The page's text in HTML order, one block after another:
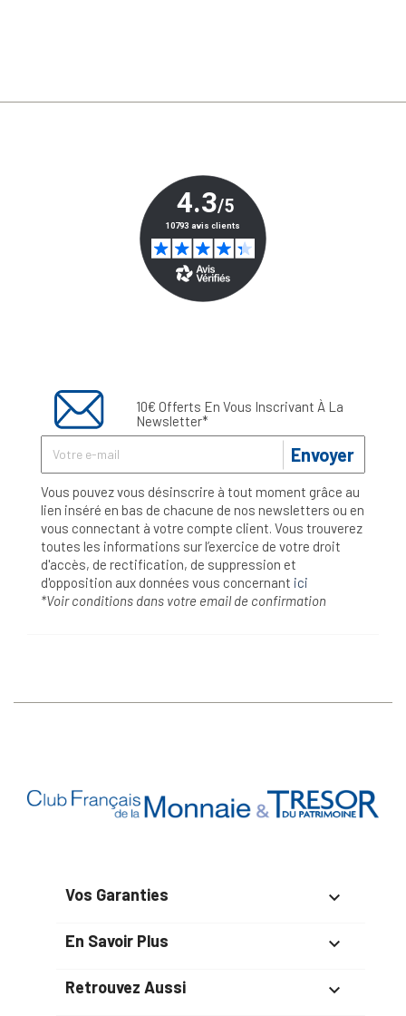
10€ Offerts En Vous Inscrivant À La
Newsletter*
Envoyer
Vous pouvez vous désinscrire à tout moment grâce au
lien inséré en bas de chacune de nos newsletters ou en
vous connectant à votre compte client. Vous trouverez
toutes les informations sur l’exercice de votre droit
d'accès, de rectification, de suppression et
d'opposition aux données vous concernant ici
*Voir conditions dans votre email de confirmation
Vos Garanties 
En Savoir Plus 
Retrouvez Aussi 